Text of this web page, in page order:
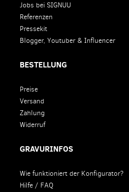
Jobs bei SIGNUU
Referenzen
Pressekit
Blogger, Youtuber & Influencer
BESTELLUNG
Preise
Versand
Zahlung
Widerruf
GRAVURINFOS
Wie funktioniert der Konfigurator?
Hilfe / FAQ